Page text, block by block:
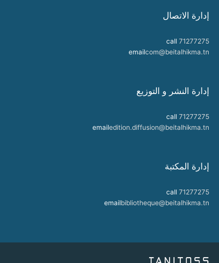
إدارة الاتصال
call 71277275
emailcom@beitalhikma.tn
إدارة النشر و التوزيع
call 71277275
emailedition.diffusion@beitalhikma.tn
إدارة المكتبة
call 71277275
emailbibliotheque@beitalhikma.tn